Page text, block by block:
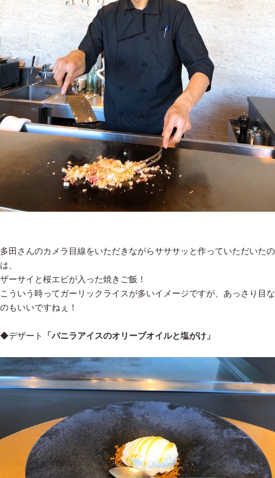
多田さんのカメラ目線をいただきながらサササッと作っていただいたの
は、
ザーサイと桜エビが入った焼きご飯！
こういう時ってガーリックライスが多いイメージですが、あっさり目な
のもいいですねぇ！
◆デザート 「バニラアイスのオリーブオイルと塩がけ」